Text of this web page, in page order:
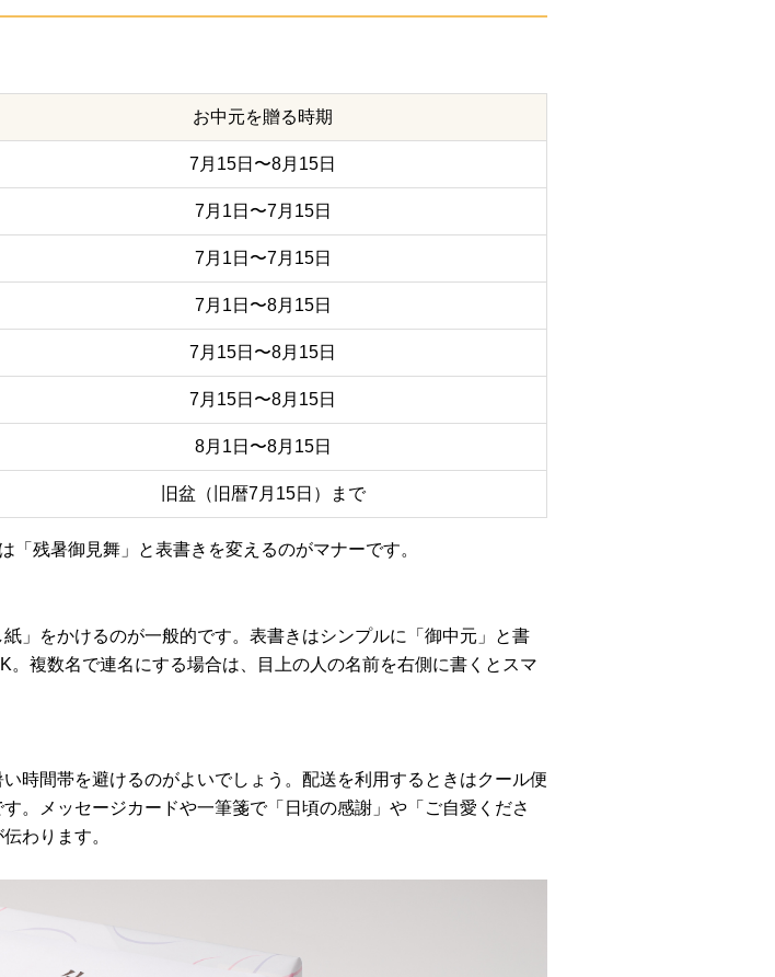
お中元を贈る時期
7月15日〜8月15日
7月1日〜7月15日
7月1日〜7月15日
7月1日〜8月15日
7月15日〜8月15日
7月15日〜8月15日
8月1日〜8月15日
旧盆（旧暦7月15日）まで
残暑御見舞」と表書きを変えるのがマナーです。
」をかけるのが一般的です。表書きはシンプルに「御中元」と書
複数名で連名にする場合は、目上の人の名前を右側に書くとスマ
時間帯を避けるのがよいでしょう。配送を利用するときはクール便
。メッセージカードや一筆箋で「日頃の感謝」や「ご自愛くださ
わります。